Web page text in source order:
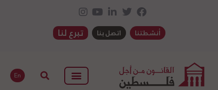
أنشطتنا اتصل بنا تبرع لنا
En